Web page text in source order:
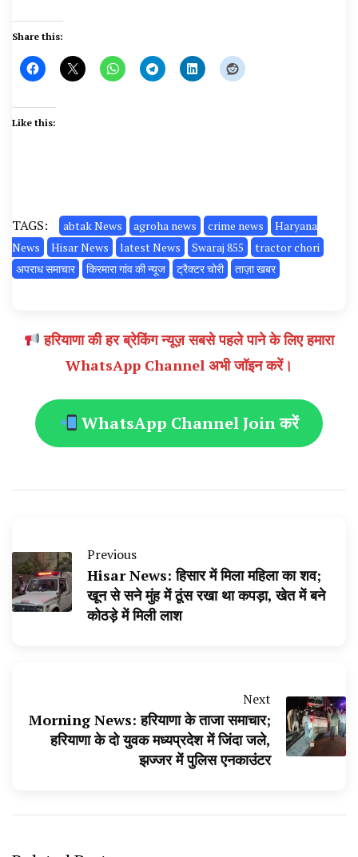
Share this:
Like this:
TAGS: abtak News agroha news crime news
Haryana
News
Hisar News latest News Swaraj 855
tractor chori
अपराध समाचार
किरमारा गांव की न्यूज ट्रैक्टर चोरी ताज़ा खबर
हरियाणा की हर ब्रेकिंग न्यूज़ सबसे पहले पाने के लिए हमारा
WhatsApp Channel अभी जॉइन करें।
WhatsApp Channel Join करें
Previous
Hisar News: हिसार में मिला महिला का शव;
खून से सने मुंह में ठूंस रखा था कपड़ा, खेत में बने
कोठड़े में मिली लाश
Next
Morning News: हरियाणा के ताजा समाचार;
हरियाणा के दो युवक मध्यप्रदेश में जिंदा जले,
झज्जर में पुलिस एनकाउंटर